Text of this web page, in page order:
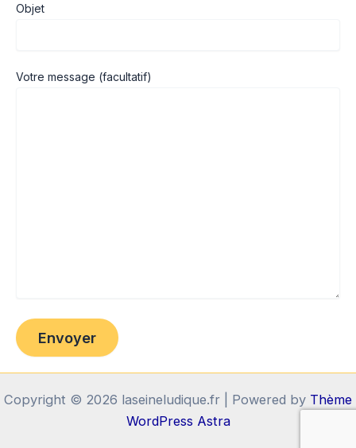
Objet
Votre message (facultatif)
Copyright © 2026 laseineludique.fr | Powered by Thème
WordPress Astra